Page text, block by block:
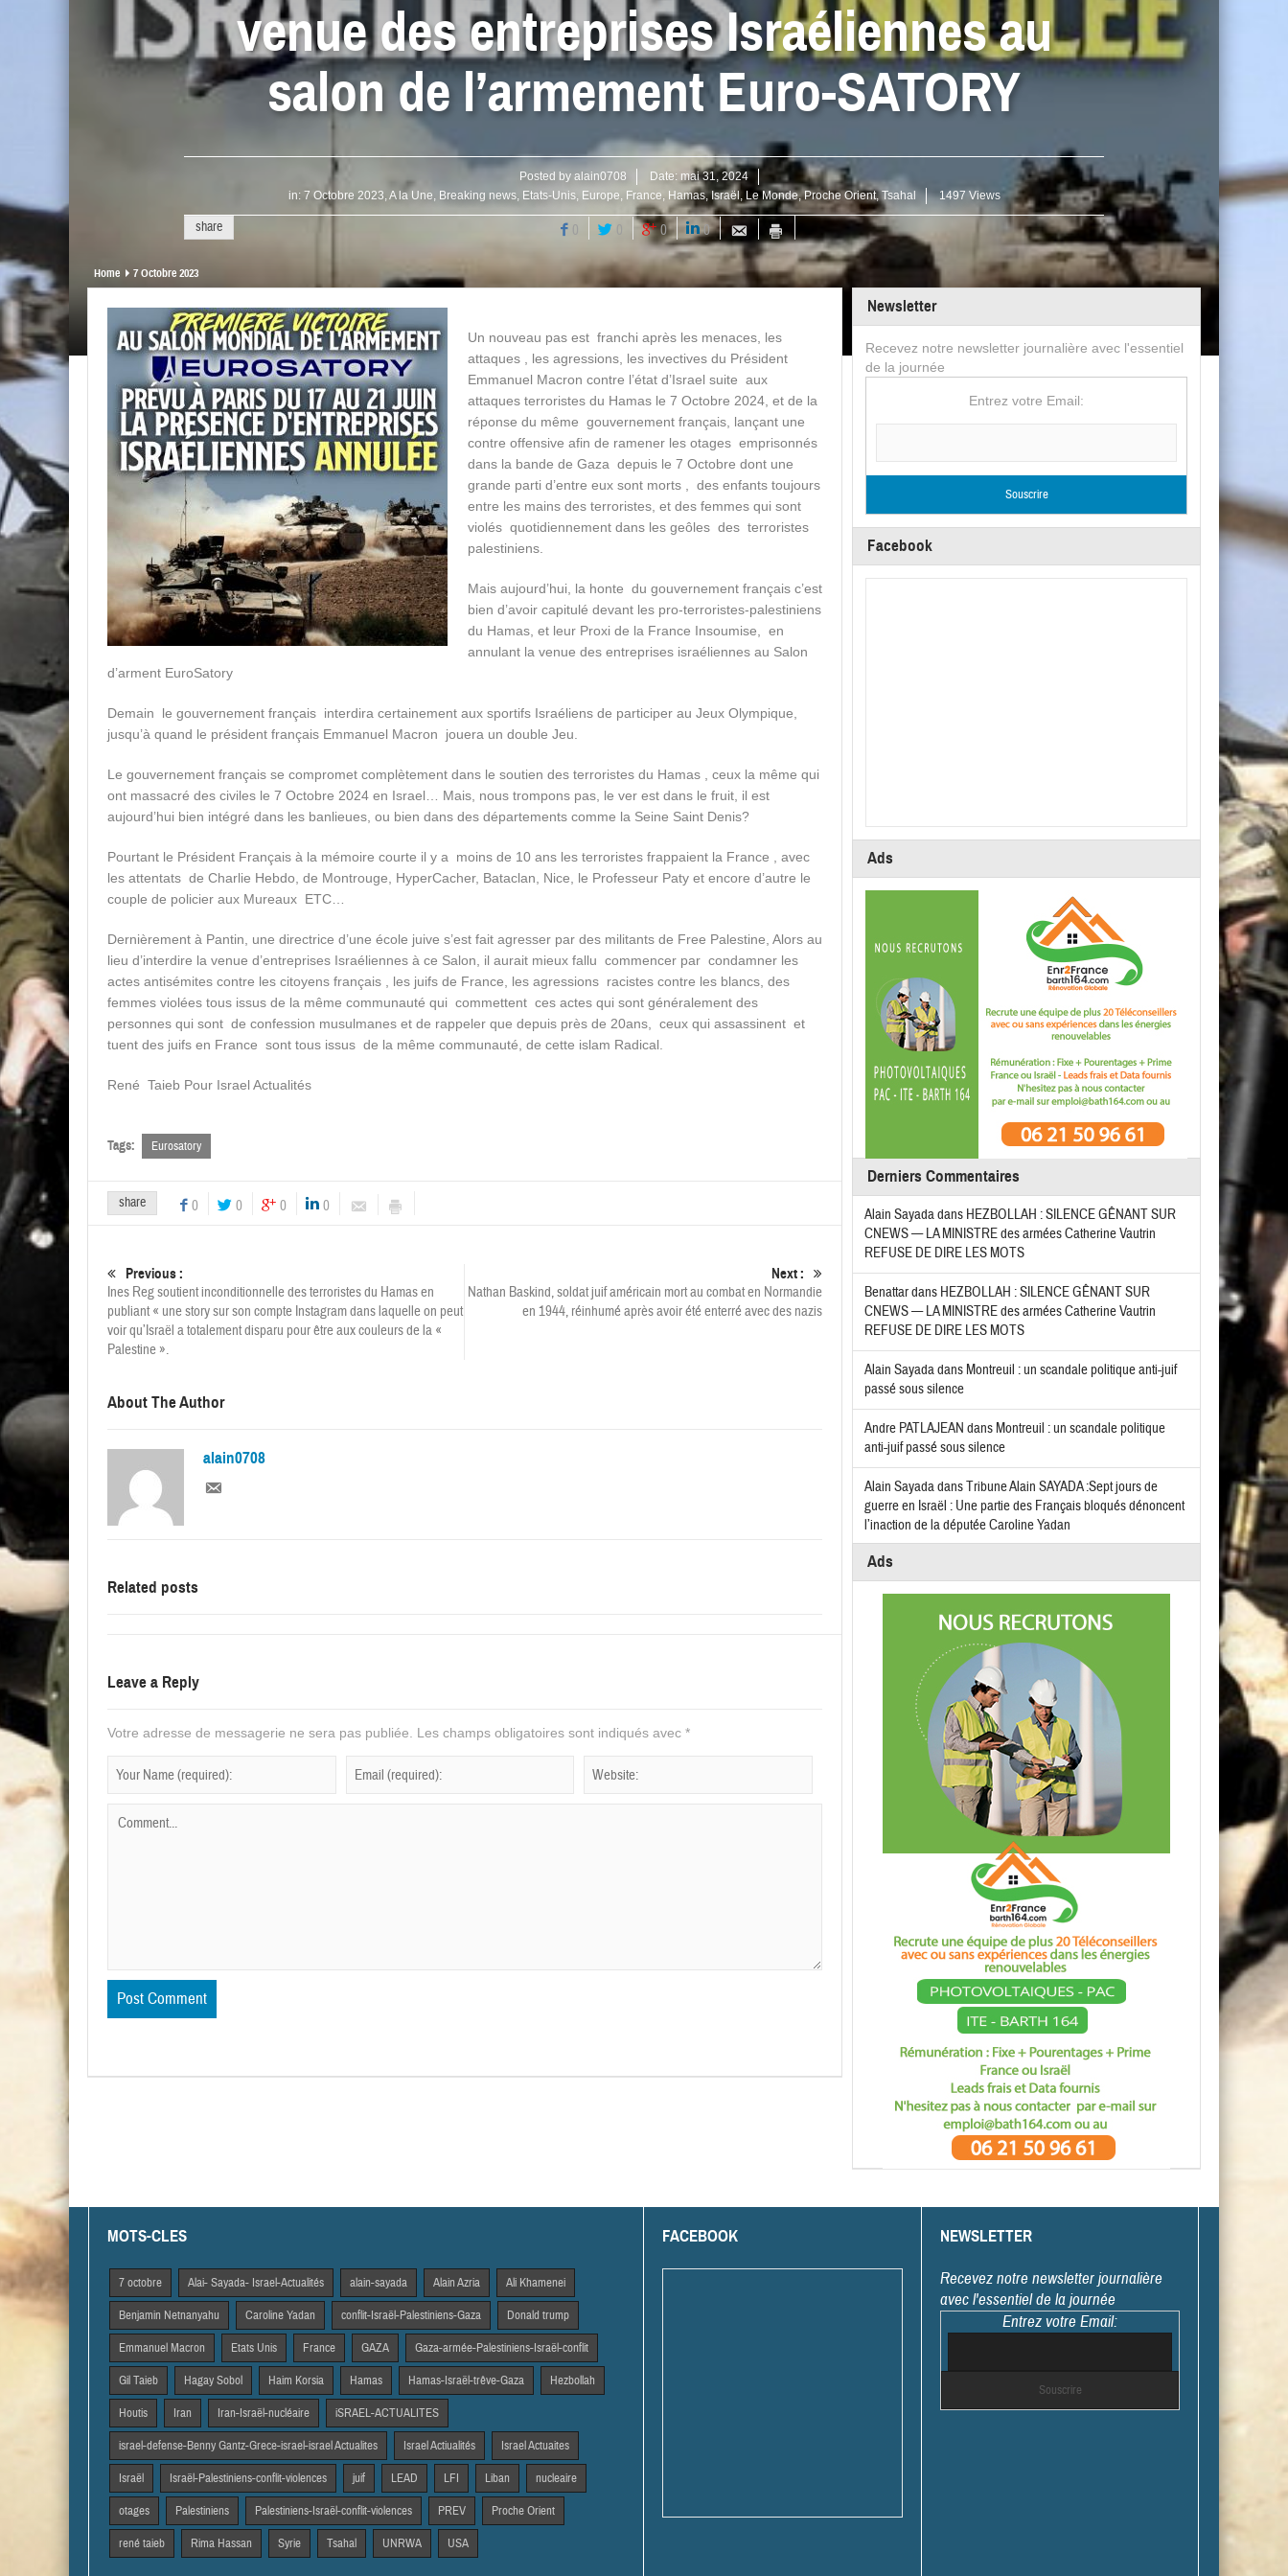
venue des entreprises Israéliennes au
salon de l’armement Euro-SATORY
Posted by alain0708 Date: mai 31, 2024
in: 7 Octobre 2023,A la Une, Breaking news, Etats-Unis, Europe, France, Hamas,Israël , Le Monde,Proche Orient,Tsahal 1497 Views
share 0 0 0 0
Home 7 Octobre 2023
Un nouveau pas est franchi après les menaces, les
attaques , les agressions, les invectives du Président
Emmanuel Macron contre l’état d’Israel suite aux
attaques terroristes du Hamas le 7 Octobre 2024, et de la
réponse du même gouvernement français, lançant une
contre offensive afin de ramener les otages emprisonnés
dans la bande de Gaza depuis le 7 Octobre dont une
grande parti d’entre eux sont morts , des enfants toujours
entre les mains des terroristes, et des femmes qui sont
violés quotidiennement dans les geôles des terroristes
palestiniens.
Mais aujourd’hui, la honte du gouvernement français c’est
bien d’avoir capitulé devant les pro-terroristes-palestiniens
du Hamas, et leur Proxi de la France Insoumise, en
annulant la venue des entreprises israéliennes au Salon
d’arment EuroSatory
Demain le gouvernement français interdira certainement aux sportifs Israéliens de participer au Jeux Olympique,
jusqu’à quand le président français Emmanuel Macron jouera un double Jeu.
Le gouvernement français se compromet complètement dans le soutien des terroristes du Hamas , ceux la même qui
ont massacré des civiles le 7 Octobre 2024 en Israel… Mais, nous trompons pas, le ver est dans le fruit, il est
aujourd’hui bien intégré dans les banlieues, ou bien dans des départements comme la Seine Saint Denis?
Pourtant le Président Français à la mémoire courte il y a moins de 10 ans les terroristes frappaient la France , avec
les attentats de Charlie Hebdo, de Montrouge, HyperCacher, Bataclan, Nice, le Professeur Paty et encore d’autre le
couple de policier aux Mureaux ETC…
Dernièrement à Pantin, une directrice d’une école juive s’est fait agresser par des militants de Free Palestine, Alors au
lieu d’interdire la venue d’entreprises Israéliennes à ce Salon, il aurait mieux fallu commencer par condamner les
actes antisémites contre les citoyens français , les juifs de France, les agressions racistes contre les blancs, des
femmes violées tous issus de la même communauté qui commettent ces actes qui sont généralement des
personnes qui sont de confession musulmanes et de rappeler que depuis près de 20ans, ceux qui assassinent et
tuent des juifs en France sont tous issus de la même communauté, de cette islam Radical.
René Taieb Pour Israel Actualités
Tags: Eurosatory
share 0 0 0 0
Previous :
Ines Reg soutient inconditionnelle des terroristes du Hamas en
publiant « une story sur son compte Instagram dans laquelle on peut
voir qu’Israël a totalement disparu pour être aux couleurs de la «
Palestine ».
Next :
Nathan Baskind, soldat juif américain mort au combat en Normandie
en 1944, réinhumé après avoir été enterré avec des nazis
About The Author
alain0708
Related posts
Leave a Reply
Votre adresse de messagerie ne sera pas publiée. Les champs obligatoires sont indiqués avec *
Newsletter
Recevez notre newsletter journalière avec l'essentiel
de la journée
Entrez votre Email:
Facebook
Ads
Derniers Commentaires
Alain Sayadadans HEZBOLLAH : SILENCE GÊNANT SUR
CNEWS — LA MINISTRE des armées Catherine Vautrin
REFUSE DE DIRE LES MOTS
Benattardans HEZBOLLAH : SILENCE GÊNANT SUR
CNEWS — LA MINISTRE des armées Catherine Vautrin
REFUSE DE DIRE LES MOTS
Alain Sayadadans Montreuil : un scandale politique anti-juif
passé sous silence
Andre PATLAJEAN dans Montreuil : un scandale politique
anti-juif passé sous silence
Alain SayadadansTribune Alain SAYADA :Sept jours de
guerre en Israël : Une partie des Français bloqués dénoncent
l’inaction de la députée Caroline Yadan
Ads
MOTS-CLES
7 octobre Alai- Sayada- Israel-Actualités alain-sayada Alain Azria Ali Khamenei
Benjamin Netnanyahu Caroline Yadan conflit-Israël-Palestiniens-Gaza Donald trump
Emmanuel Macron Etats Unis France GAZA Gaza-armée-Palestiniens-Israël-conflit
Gil Taieb Hagay Sobol Haim Korsia Hamas Hamas-Israël-trêve-Gaza Hezbollah
Houtis Iran Iran-Israël-nucléaire iSRAEL-ACTUALITES
israel-defense-Benny Gantz-Grece-israel-israel Actualites Israel Actiualités Israel Actuaites
Israël Israël-Palestiniens-conflit-violences juif LEAD LFI Liban nucleaire
otages Palestiniens Palestiniens-Israël-conflit-violences PREV Proche Orient
rené taieb Rima Hassan Syrie Tsahal UNRWA USA
FACEBOOK NEWSLETTER
Recevez notre newsletter journalière
avec l'essentiel de la journée
Entrez votre Email: